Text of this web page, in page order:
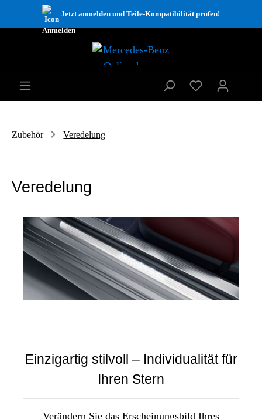
Jetzt anmelden und Teile-Kompatibilität prüfen!
Zubehör Veredelung
Veredelung
Einzigartig stilvoll – Individualität für
Ihren Stern
Verändern Sie das Erscheinungsbild Ihres